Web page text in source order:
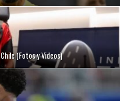
(Fotos y Videos)